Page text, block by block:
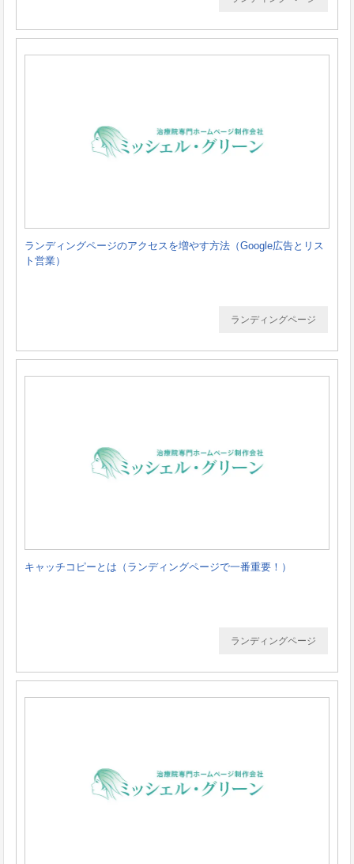
ランディングページのアクセスを増やす方法（Google広告とリス
ト営業）
ランディングページ
キャッチコピーとは（ランディングページで一番重要！）
ランディングページ